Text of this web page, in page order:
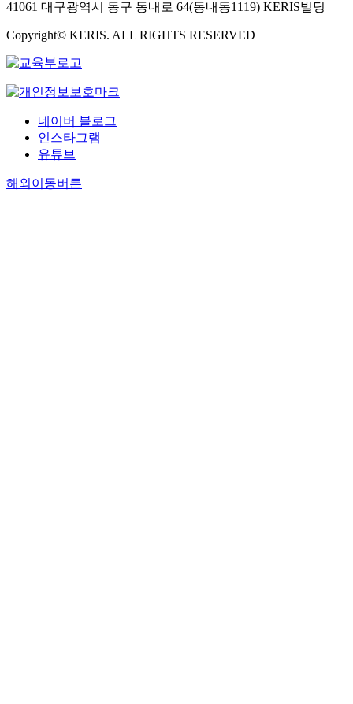
41061 대구광역시 동구 동내로 64(동내동1119) KERIS빌딩
Copyright© KERIS. ALL RIGHTS RESERVED
네이버 블로그
인스타그램
유튜브
해외이동버튼